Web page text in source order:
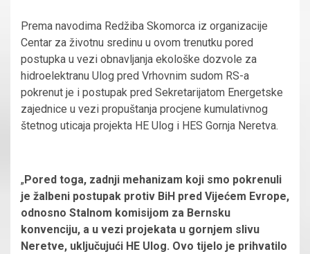
Prema navodima Redžiba Skomorca iz organizacije
Centar za životnu sredinu u ovom trenutku pored
postupka u vezi obnavljanja ekološke dozvole za
hidroelektranu Ulog pred Vrhovnim sudom RS-a
pokrenut je i postupak pred Sekretarijatom Energetske
zajednice u vezi propuštanja procjene kumulativnog
štetnog uticaja projekta HE Ulog i HES Gornja Neretva.
„ Pored toga, zadnji mehanizam koji smo pokrenuli
je žalbeni postupak protiv BiH pred Vijećem Evrope,
odnosno Stalnom komisijom za Bernsku
konvenciju, a u vezi projekata u gornjem slivu
Neretve, uključujući HE Ulog. Ovo tijelo je prihvatilo